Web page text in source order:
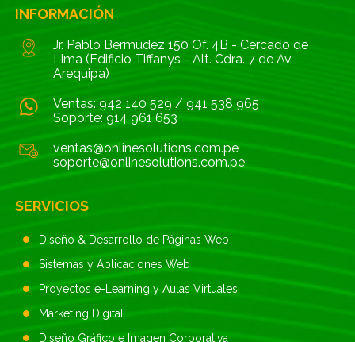
INFORMACIÓN
Jr. Pablo Bermúdez 150 Of. 4B - Cercado de
Lima (Edificio Tiffanys - Alt. Cdra. 7 de Av.
Arequipa)
Ventas: 942 140 529 / 941 538 965
Soporte: 914 961 653
ventas@onlinesolutions.com.pe
soporte@onlinesolutions.com.pe
SERVICIOS
Diseño & Desarrollo de Páginas Web
Sistemas y Aplicaciones Web
Proyectos e-Learning y Aulas Virtuales
Marketing Digital
Diseño Gráfico e Imagen Corporativa